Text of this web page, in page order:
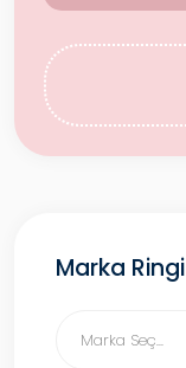
Marka Ringi